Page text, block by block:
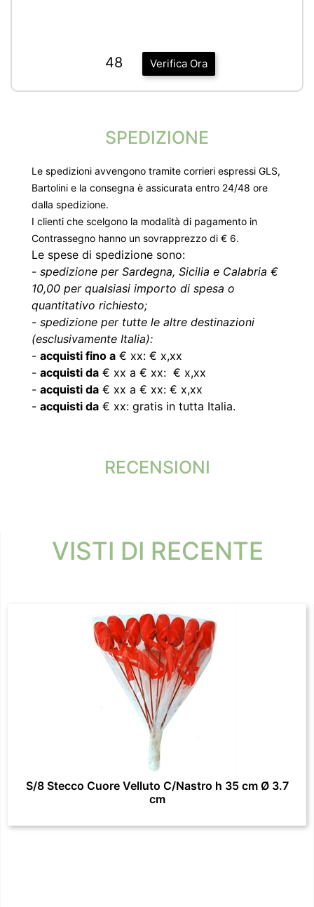
Verifica Ora
48
SPEDIZIONE
Le spedizioni avvengono tramite corrieri espressi GLS,
Bartolini e la consegna è assicurata entro 24/48 ore
dalla spedizione.
I clienti che scelgono la modalità di pagamento in
Contrassegno hanno un sovrapprezzo di € 6.
Le spese di spedizione sono:
- spedizione per Sardegna, Sicilia e Calabria €
10,00 per qualsiasi importo di spesa o
quantitativo richiesto;
- spedizione per tutte le altre destinazioni
(esclusivamente Italia):
- acquisti fino a € xx: € x,xx
- acquisti da € xx a € xx: € x,xx
- acquisti da € xx a € xx: € x,xx
- acquisti da € xx: gratis in tutta Italia.
RECENSIONI
VISTI DI RECENTE
S/8 Stecco Cuore Velluto C/Nastro h 35 cm Ø 3.7
cm